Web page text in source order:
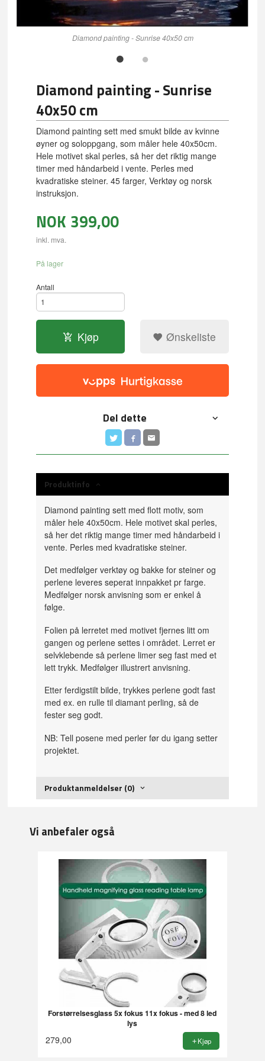
Diamond painting - Sunrise 40x50 cm
Diamond painting - Sunrise
40x50 cm
Diamond painting sett med smukt bilde av kvinne
øyner og soloppgang, som måler hele 40x50cm.
Hele motivet skal perles, så her det riktig mange
timer med håndarbeid i vente. Perles med
kvadratiske steiner. 45 farger, Verktøy og norsk
instruksjon.
NOK 399,00
inkl. mva.
På lager
Antall
Kjøp Ønskeliste
Del dette
Produktinfo
Diamond painting sett med flott motiv, som
måler hele 40x50cm. Hele motivet skal perles,
så her det riktig mange timer med håndarbeid i
vente. Perles med kvadratiske steiner.
Det medfølger verktøy og bakke for steiner og
perlene leveres seperat innpakket pr farge.
Medfølger norsk anvisning som er enkel å
følge.
Folien på lerretet med motivet fjernes litt om
gangen og perlene settes i området. Lerret er
selvklebende så perlene limer seg fast med et
lett trykk. Medfølger illustrert anvisning.
Etter ferdigstilt bilde, trykkes perlene godt fast
med ex. en rulle til diamant perling, så de
fester seg godt.
NB: Tell posene med perler før du igang setter
projektet.
Produktanmeldelser (0)
Vi anbefaler også
Forstørrelsesglass 5x fokus 11x fokus - med 8 led
lys
279,00 Kjøp